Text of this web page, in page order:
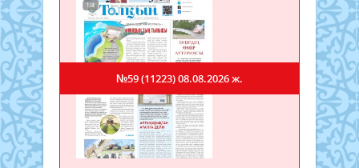
№59 (11223)08.08.2026 ж.